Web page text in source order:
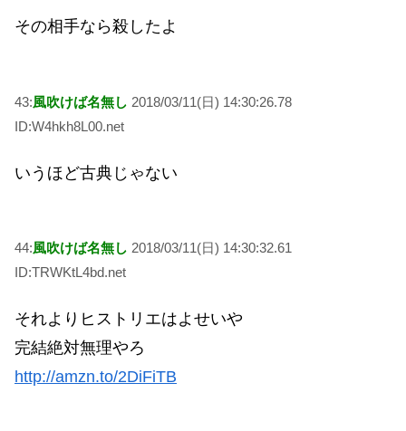
その相手なら殺したよ
43:風吹けば名無し 2018/03/11(日) 14:30:26.78
ID:W4hkh8L00.net
いうほど古典じゃない
44:風吹けば名無し 2018/03/11(日) 14:30:32.61
ID:TRWKtL4bd.net
それよりヒストリエはよせいや
完結絶対無理やろ
http://amzn.to/2DiFiTB